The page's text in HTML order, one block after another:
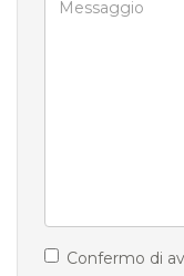
Confermo di